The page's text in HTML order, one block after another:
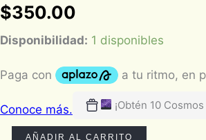
$350.00
Disponibilidad: 1 disponibles
¡Obtén 10
Sort
&
cantidad
AÑADIR AL CARRITO